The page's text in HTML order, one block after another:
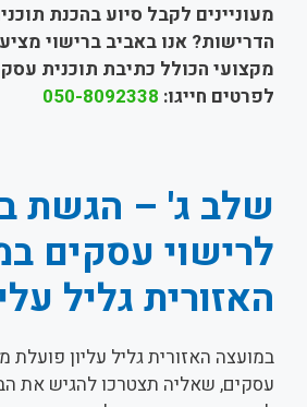
מעוניינים לקבל סיוע בהכנת
הדרישות? אנו באביב ברישוי
מקצועי הכולל כתיבת תוכנית
לפרטים חייגו: 050-8092338
שלב ג' – הגשת
לרישוי עסקים
האזורית גליל
במועצה האזורית גליל עליון פועלת
עסקים, שאליה תצטרכו להגיש את